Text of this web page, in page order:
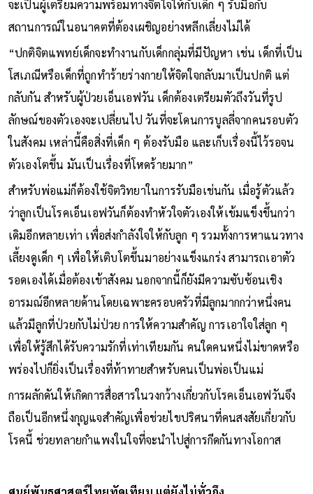
จะเป็นผู้เตรียมความพร้อมทางจิตใจให้กับเด็ก ๆ รับมือกับ
สถานการณ์ในอนาคตที่ต้องเผชิญอย่างหลีกเลี่ยงไม่ได้
“ปกติจิตแพทย์เด็กจะทำงานกับเด็กกลุ่มที่มีปัญหา เช่น เด็กที่เป็น
โสเภณีหรือเด็กที่ถูกทำร้ายร่างกายให้จิตใจกลับมาเป็นปกติ แต่
กลับกัน สำหรับผู้ป่วยเอ็นเอฟวัน เด็กต้องเตรียมตัวถึงวันที่รูป
ลักษณ์ของตัวเองจะเปลี่ยนไป วันที่จะโดนการบูลลี่จากคนรอบตัว
ในสังคม เหล่านี้คือสิ่งที่เด็ก ๆ ต้องรับมือ และเก็บเรื่องนี้ไว้รอจน
ตัวเองโตขึ้น มันเป็นเรื่องที่โหดร้ายมาก”
สำหรับพ่อแม่ก็ต้องใช้จิตวิทยาในการรับมือเช่นกัน เมื่อรู้ตัวแล้ว
ว่าลูกเป็นโรคเอ็นเอฟวันก็ต้องทำหัวใจตัวเองให้เข้มแข็งขึ้นกว่า
เดิมอีกหลายเท่า เพื่อส่งกำลังใจให้กับลูก ๆ รวมทั้งการหาแนวทาง
เลี้ยงดูเด็ก ๆ เพื่อให้เติบโตขึ้นมาอย่างแข็งแกร่ง สามารถเอาตัว
รอดเองได้เมื่อต้องเข้าสังคม นอกจากนี้ก็ยังมีความซับซ้อนเชิง
อารมณ์อีกหลายด้านโดยเฉพาะครอบครัวที่มีลูกมากกว่าหนึ่งคน
แล้วมีลูกที่ป่วยกับไม่ป่วย การให้ความสำคัญ การเอาใจใส่ลูก ๆ
เพื่อให้รู้สึกได้รับความรักที่เท่าเทียมกัน คนใดคนหนึ่งไม่ขาดหรือ
พร่องไปก็ยิ่งเป็นเรื่องที่ท้าทายสำหรับคนเป็นพ่อเป็นแม่
การผลักดันให้เกิดการสื่อสารในวงกว้างเกี่ยวกับโรคเอ็นเอฟวันจึง
ถือเป็นอีกหนึ่งกุญแจสำคัญเพื่อช่วยไขปริศนาที่คนสงสัยเกี่ยวกับ
โรคนี้ ช่วยทลายกำแพงในใจที่จะนำไปสู่การกีดกันทางโอกาส